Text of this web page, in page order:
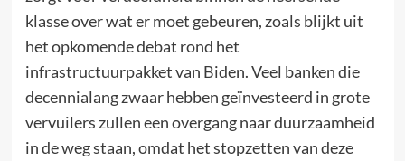
klasse over wat er moet gebeuren, zoals blijkt uit
het opkomende debat rond het
infrastructuurpakket van Biden. Veel banken die
decennialang zwaar hebben geïnvesteerd in grote
vervuilers zullen een overgang naar duurzaamheid
in de weg staan, omdat het stopzetten van deze